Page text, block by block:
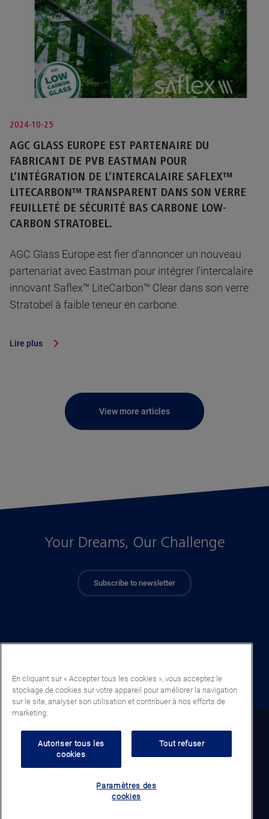
2024-10-25
AGC GLASS EUROPE EST PARTENAIRE DU
FABRICANT DE PVB EASTMAN POUR
L’INTÉGRATION DE L’INTERCALAIRE SAFLEX™
LITECARBON™ TRANSPARENT DANS SON VERRE
FEUILLETÉ DE SÉCURITÉ BAS CARBONE LOW-
CARBON STRATOBEL.
AGC Glass Europe est fier d'annoncer un nouveau
partenariat avec Eastman pour intégrer l'intercalaire
innovant Saflex™ LiteCarbon™ Clear dans son verre
Stratobel à faible teneur en carbone.
Lire plus
View more articles
Your Dreams, Our Challenge
Subscribe to newsletter
Dem. Rep. Congo (FR)
Legal notice
Politique de cookies
En cliquant sur « Accepter tous les cookies », vous acceptez le
stockage de cookies sur votre appareil pour améliorer la navigation
sur le site, analyser son utilisation et contribuer à nos efforts de
marketing.
Autoriser tous les
cookies
Tout refuser
Paramètres des
cookies